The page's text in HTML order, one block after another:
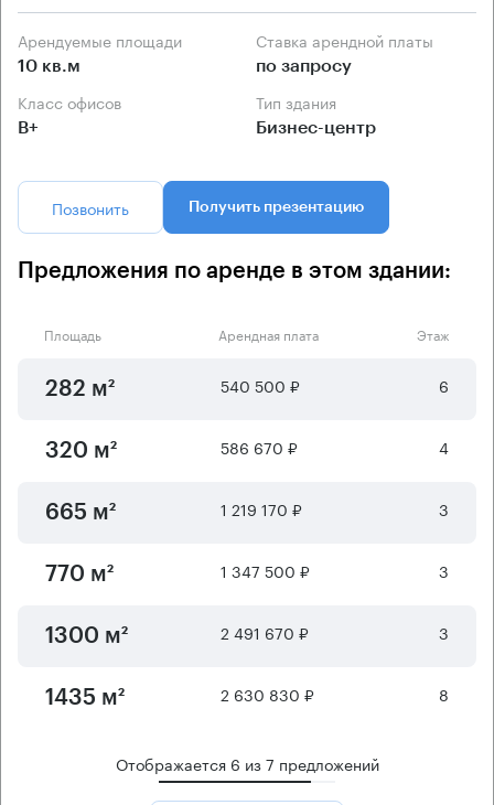
Арендуемые площади
10 кв.м
Ставка арендной платы
по запросу
Класс офисов
B+
Тип здания
Бизнес-центр
Позвонить Получить презентацию
Предложения по аренде в этом здании:
Площадь Арендная плата Этаж
282 м² 540 500 ₽ 6
320 м² 586 670 ₽ 4
665 м² 1 219 170 ₽ 3
770 м² 1 347 500 ₽ 3
1300 м² 2 491 670 ₽ 3
1435 м² 2 630 830 ₽ 8
Отображается 6 из7 предложений